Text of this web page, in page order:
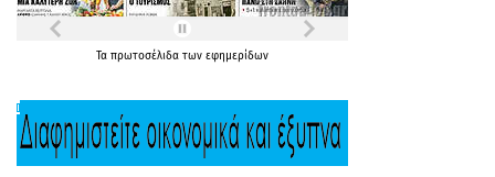
Τα πρωτοσέλιδα των εφημερίδων